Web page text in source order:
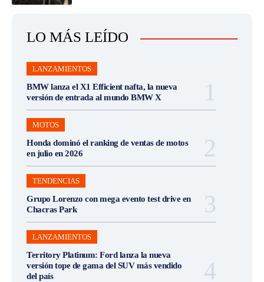
LO MÁS LEÍDO
LANZAMIENTOS
BMW lanza el X1 Efficient nafta, la nueva
versión de entrada al mundo BMW X
MOTOS
Honda dominó el ranking de ventas de motos
en julio en 2026
TENDENCIAS
Grupo Lorenzo con mega evento test drive en
Chacras Park
LANZAMIENTOS
Territory Platinum: Ford lanza la nueva
versión tope de gama del SUV más vendido
del país